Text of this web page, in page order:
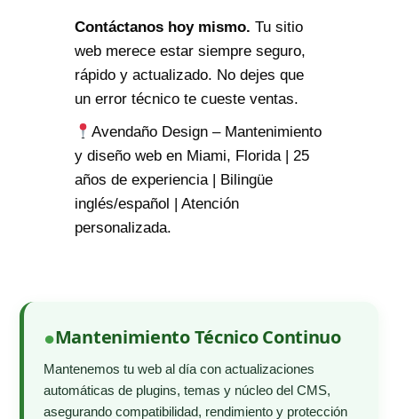
Contáctanos hoy mismo. Tu sitio
web merece estar siempre seguro,
rápido y actualizado. No dejes que
un error técnico te cueste ventas.
Avendaño Design – Mantenimiento
y diseño web en Miami, Florida | 25
años de experiencia | Bilingüe
inglés/español | Atención
personalizada.
Mantenimiento Técnico Continuo
Mantenemos tu web al día con actualizaciones
automáticas de plugins, temas y núcleo del CMS,
asegurando compatibilidad, rendimiento y protección